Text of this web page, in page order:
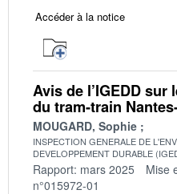
Accéder à la notice
Avis de l’IGEDD sur
du tram-train
MOUGARD, Sophie
INSPECTION GENERALE DE
DEVELOPPEMENT DURABLE
Rapport: mars 2025 Mise
n°015972-01